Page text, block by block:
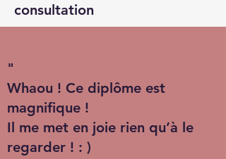
consultation
"
Whaou ! Ce diplôme est
magnifique !
Il me met en joie rien qu’à le
regarder ! : )